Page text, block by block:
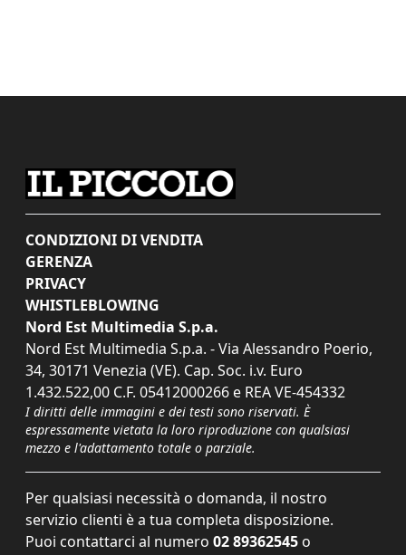
CONDIZIONI DI VENDITA
GERENZA
PRIVACY
WHISTLEBLOWING
Nord Est Multimedia S.p.a.
Nord Est Multimedia S.p.a. - Via Alessandro Poerio,
34, 30171 Venezia (VE). Cap. Soc. i.v. Euro
1.432.522,00 C.F. 05412000266 e REA VE-454332
I diritti delle immagini e dei testi sono riservati. È
espressamente vietata la loro riproduzione con qualsiasi
mezzo e l'adattamento totale o parziale.
Per qualsiasi necessità o domanda, il nostro
servizio clienti è a tua completa disposizione.
Puoi contattarci al numero 02 89362545 o